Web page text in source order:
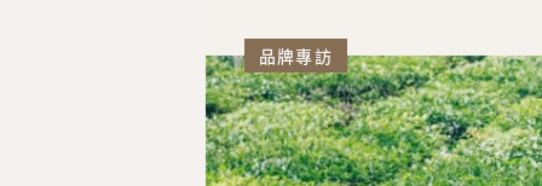
品牌專訪